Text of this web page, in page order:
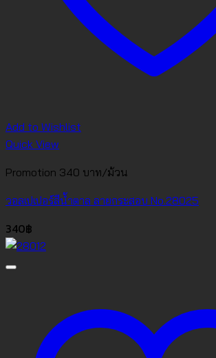
Add to Wishlist
Quick View
Promotion 340 บาท/ม้วน
วอลเปเปอร์สีน้ำตาล ลายกระสอบ No.28025
340฿